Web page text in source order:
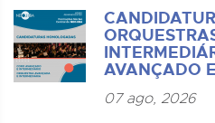
AVANÇADO
07 ago, 2026